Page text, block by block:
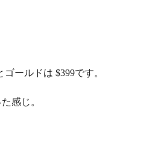
ールドは $399です。
感じ。